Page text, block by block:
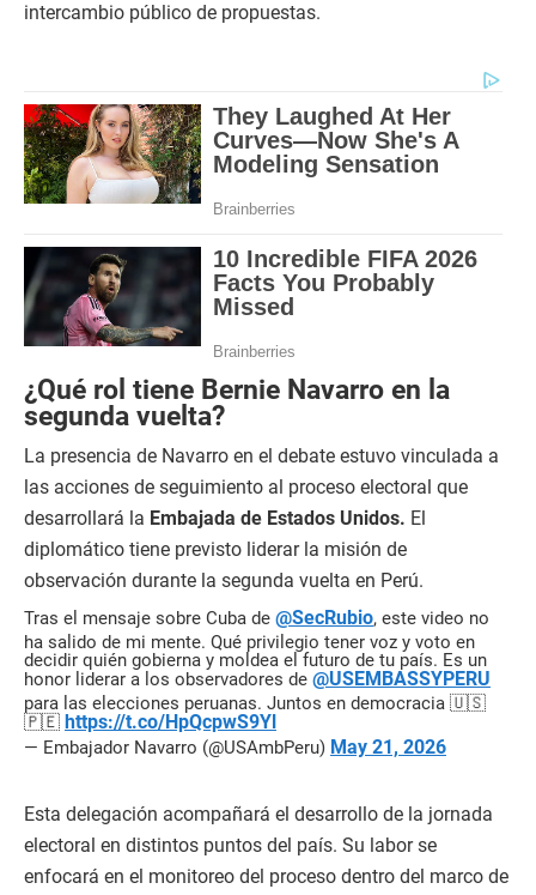
intercambio público de propuestas.
¿Qué rol tiene Bernie Navarro en la
segunda vuelta?
La presencia de Navarro en el debate estuvo vinculada a
las acciones de seguimiento al proceso electoral que
desarrollará la Embajada de Estados Unidos. El
diplomático tiene previsto liderar la misión de
observación durante la segunda vuelta en Perú.
Tras el mensaje sobre Cuba de @SecRubio, este video no
ha salido de mi mente. Qué privilegio tener voz y voto en
decidir quién gobierna y moldea el futuro de tu país. Es un
honor liderar a los observadores de @USEMBASSYPERU
para las elecciones peruanas. Juntos en democracia 🇺🇸
🇵🇪 https://t.co/HpQcpwS9Yl
— Embajador Navarro (@USAmbPeru) May 21, 2026
Esta delegación acompañará el desarrollo de la jornada
electoral en distintos puntos del país. Su labor se
enfocará en el monitoreo del proceso dentro del marco de